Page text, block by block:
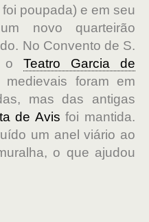
poupada) e em seu
novo quarteirão
No Convento de S.
o Teatro Garcia de
foram em
mas das antigas
de Avis foi mantida.
um anel viário ao
o que ajudou